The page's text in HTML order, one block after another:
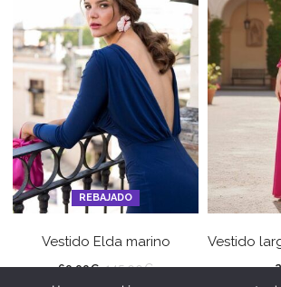
REBAJADO
Vestido Elda marino
60,00€ 145,00€
Vestido